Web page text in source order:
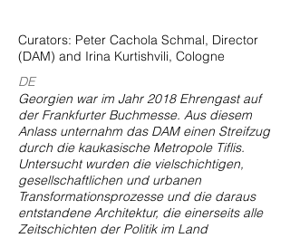
Curators: Peter Cachola Schmal, Director
(DAM) and Irina Kurtishvili, Cologne
DE
Georgien war im Jahr 2018 Ehrengast auf
der Frankfurter Buchmesse. Aus diesem
Anlass unternahm das DAM einen Streifzug
durch die kaukasische Metropole Tiflis.
Untersucht wurden die vielschichtigen,
gesellschaftlichen und urbanen
Transformationsprozesse und die daraus
entstandene Architektur, die einerseits alle
Zeitschichten der Politik im Land